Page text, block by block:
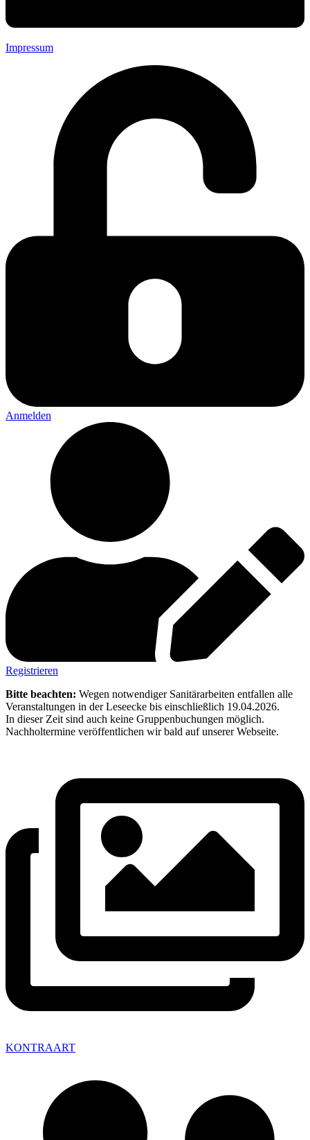
Impressum
Anmelden
Registrieren
Bitte beachten: Wegen notwendiger Sanitärarbeiten entfallen alle
Veranstaltungen in der Leseecke bis einschließlich 19.04.2026.
In dieser Zeit sind auch keine Gruppenbuchungen möglich.
Nachholtermine veröffentlichen wir bald auf unserer Webseite.
KONTRAART